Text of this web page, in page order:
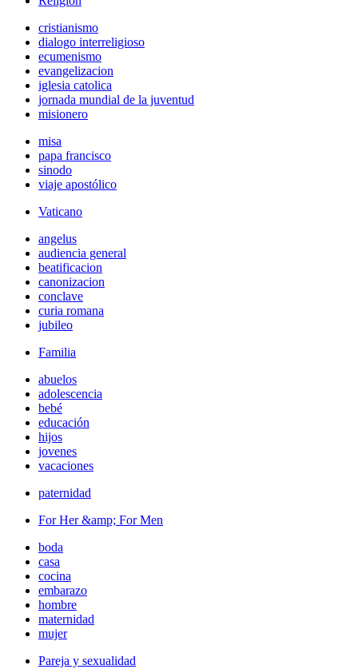
cristianismo
dialogo interreligioso
ecumenismo
evangelizacion
iglesia catolica
jornada mundial de la juventud
misionero
misa
papa francisco
sinodo
viaje apostólico
Vaticano
angelus
audiencia general
beatificacion
canonizacion
conclave
curia romana
jubileo
Familia
abuelos
adolescencia
bebé
educación
hijos
jovenes
vacaciones
paternidad
For Her &amp; For Men
boda
casa
cocina
embarazo
hombre
maternidad
mujer
Pareja y sexualidad